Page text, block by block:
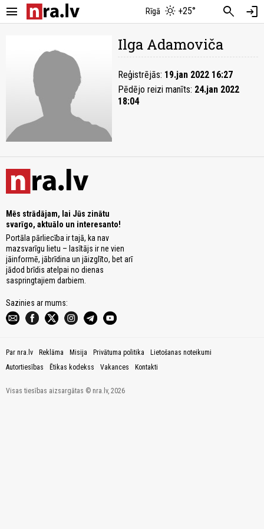
menu Rīgā +25° search login
Ilga Adamoviča
Reģistrējās: 19.jan 2022 16:27
Pēdējo reizi manīts: 24.jan 2022
18:04
Mēs strādājam, lai Jūs zinātu
svarīgo, aktuālo un interesanto!
Portāla pārliecība ir tajā, ka nav
mazsvarīgu lietu – lasītājs ir ne vien
jāinformē, jābrīdina un jāizglīto, bet arī
jādod brīdis atelpai no dienas
saspringtajiem darbiem.
Sazinies ar mums:
Par nra.lv Reklāma Misija Privātuma politika
Lietošanas noteikumi
Autortiesības
Ētikas kodekss Vakances Kontakti
Visas tiesības aizsargātas © nra.lv, 2026